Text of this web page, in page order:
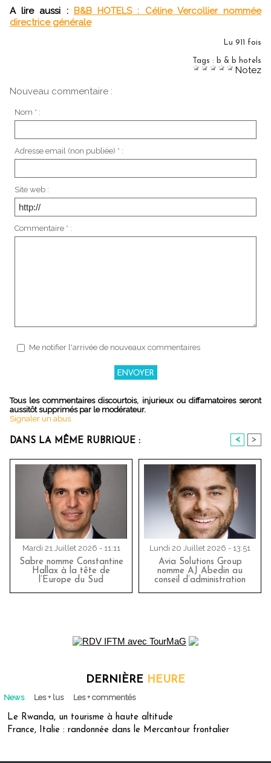
A lire aussi : B&B HOTELS : Céline Vercollier nommée
directrice générale
Lu 911 fois
Tags : b & b hotels
Notez
Nouveau commentaire :
Nom * :
Adresse email (non publiée) * :
Site web :
Commentaire * :
Me notifier l'arrivée de nouveaux commentaires
Tous les commentaires discourtois, injurieux ou diffamatoires seront
aussitôt supprimés par le modérateur.
Signaler un abus
DANS LA MÊME RUBRIQUE : < >
Mardi 21 Juillet 2026 - 11:11
Sabre nomme Constantine
Hallax à la tête de
l’Europe du Sud
Lundi 20 Juillet 2026 - 13:51
Avia Solutions Group
nomme AJ Abedin au
conseil d’administration
DERNIÈRE HEURE
News Les + lus Les + commentés
Le Rwanda, un tourisme à haute altitude
France, Italie : randonnée dans le Mercantour frontalier